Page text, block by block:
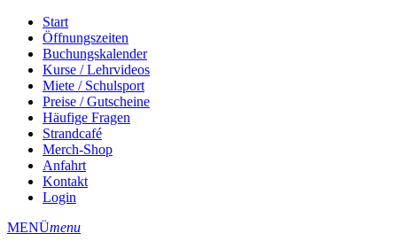
Start
Öffnungszeiten
Buchungskalender
Kurse / Lehrvideos
Miete / Schulsport
Preise / Gutscheine
Häufige Fragen
Strandcafé
Merch-Shop
Anfahrt
Kontakt
Login
MENÜmenu